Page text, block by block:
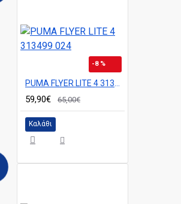
-8 %
PUMA FLYER LITE 4 313499 024
59,90€ 65,00€
Καλάθι